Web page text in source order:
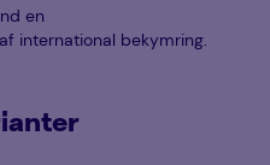
en
international bekymring.